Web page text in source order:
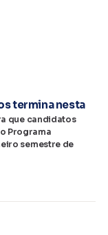
termina nesta
que candidatos
Programa
semestre de